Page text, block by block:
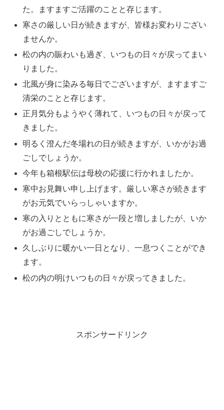
た。ますますご活躍のことと存じます。
寒さの厳しい日が続きますが、皆様お変わりござい
ませんか。
松の内の賑わいも過ぎ、いつもの日々が戻ってまい
りました。
北風が身に染みる毎日でございますが、ますますご
清栄のことと存じます。
正月気分もようやく薄れて、いつもの日々が戻って
きました。
明るく澄んだ冬場れの日が続きますが、いかがお過
ごしでしょうか。
今年も箱根駅伝は母校の応援に行かれましたか。
寒中お見舞い申し上げます。厳しい寒さが続きます
がお元気でいらっしゃいますか。
寒の入りとともに寒さが一段と増しましたが、いか
がお過ごしでしょうか。
久しぶりに暖かい一日となり、一息つくことができ
ます。
松の内の明けいつもの日々が戻ってきました。
スポンサードリンク